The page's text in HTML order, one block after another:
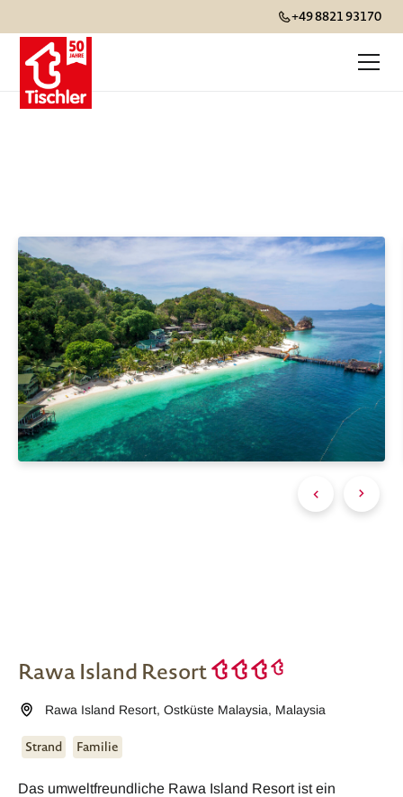
+49 8821 93170
Rawa Island Resort
Rawa Island Resort,Ostküste Malaysia, Malaysia
Strand Familie
Das umweltfreundliche Rawa Island Resort ist ein